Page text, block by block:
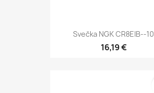
Svečka NGK CR8EIB--10
16,19 €